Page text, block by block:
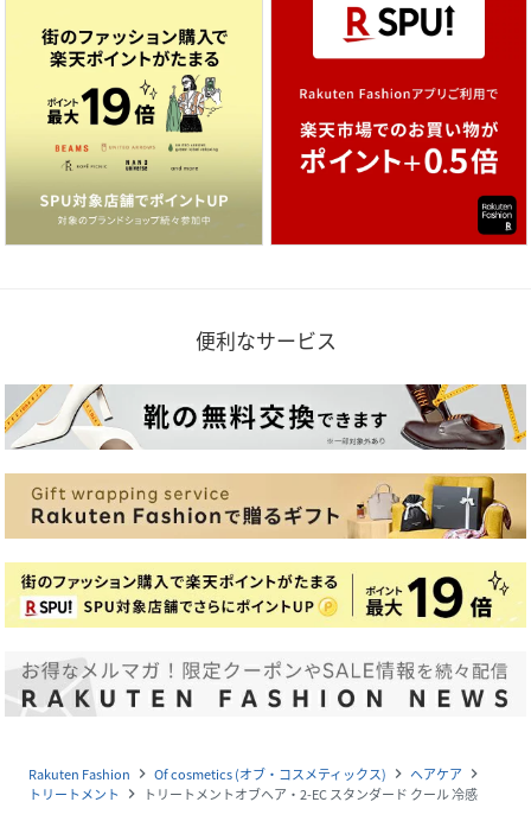
便利なサービス
Rakuten Fashion navigate_next Of cosmetics (オブ・コスメティックス) navigate_next ヘアケア navigate_next
トリートメント navigate_next トリートメントオブヘア・2-EC スタンダード クール 冷感